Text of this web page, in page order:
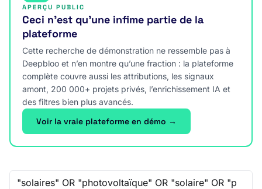
APERÇU PUBLIC
Ceci n’est qu’une infime partie de la
plateforme
Cette recherche de démonstration ne ressemble pas à
Deepbloo et n’en montre qu’une fraction : la plateforme
complète couvre aussi les attributions, les signaux
amont, 200 000+ projets privés, l’enrichissement IA et
des filtres bien plus avancés.
Voir la vraie plateforme en démo →
Recherche libre